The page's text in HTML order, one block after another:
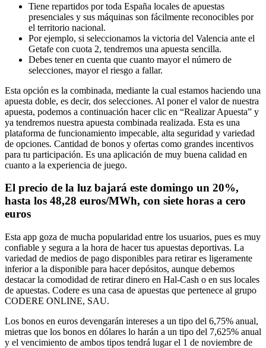
Tiene repartidos por toda España locales de apuestas
presenciales y sus máquinas son fácilmente reconocibles por
el territorio nacional.
Por ejemplo, si seleccionamos la victoria del Valencia ante el
Getafe con cuota 2, tendremos una apuesta sencilla.
Debes tener en cuenta que cuanto mayor el número de
selecciones, mayor el riesgo a fallar.
Esta opción es la combinada, mediante la cual estamos haciendo una
apuesta doble, es decir, dos selecciones. Al poner el valor de nuestra
apuesta, podemos a continuación hacer clic en “Realizar Apuesta” y
ya tendremos nuestra apuesta combinada realizada. Esta es una
plataforma de funcionamiento impecable, alta seguridad y variedad
de opciones. Cantidad de bonos y ofertas como grandes incentivos
para tu participación. Es una aplicación de muy buena calidad en
cuanto a la experiencia de juego.
El precio de la luz bajará este domingo un 20%,
hasta los 48,28 euros/MWh, con siete horas a cero
euros
Esta app goza de mucha popularidad entre los usuarios, pues es muy
confiable y segura a la hora de hacer tus apuestas deportivas. La
variedad de medios de pago disponibles para retirar es ligeramente
inferior a la disponible para hacer depósitos, aunque debemos
destacar la comodidad de retirar dinero en Hal-Cash o en sus locales
de apuestas. Codere es una casa de apuestas que pertenece al grupo
CODERE ONLINE, SAU.
Los bonos en euros devengarán intereses a un tipo del 6,75% anual,
mietras que los bonos en dólares lo harán a un tipo del 7,625% anual
y el vencimiento de ambos tipos tendrá lugar el 1 de noviembre de